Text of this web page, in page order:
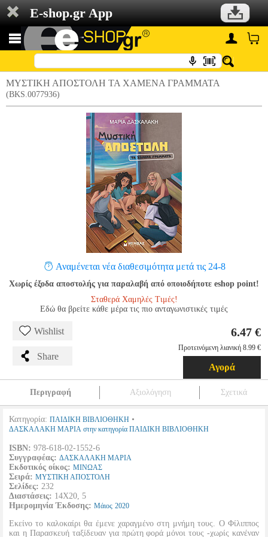
E-shop.gr App
ΜΥΣΤΙΚΗ ΑΠΟΣΤΟΛΗ ΤΑ ΧΑΜΕΝΑ ΓΡΑΜΜΑΤΑ
(BKS.0077936)
Αναμένεται νέα διαθεσιμότητα μετά τις 24-8
Χωρίς έξοδα αποστολής για παραλαβή από οποιοδήποτε eshop point!
Σταθερά Χαμηλές Τιμές!
Εδώ θα βρείτε κάθε μέρα τις πιο ανταγωνιστικές τιμές
Wishlist
Share
6.47 €
Προτεινόμενη λιανική 8.99 €
Αγορά
Περιγραφή Αξιολόγηση Σχετικά
Κατηγορία: ΠΑΙΔΙΚΗ ΒΙΒΛΙΟΘΗΚΗ •
ΔΑΣΚΑΛΑΚΗ ΜΑΡΙΑ στην κατηγορία ΠΑΙΔΙΚΗ ΒΙΒΛΙΟΘΗΚΗ
ISBN: 978-618-02-1552-6
Συγγραφέας: ΔΑΣΚΑΛΑΚΗ ΜΑΡΙΑ
Εκδοτικός οίκος: ΜΙΝΩΑΣ
Σειρά: ΜΥΣΤΙΚΗ ΑΠΟΣΤΟΛΗ
Σελίδες: 232
Διαστάσεις: 14Χ20, 5
Ημερομηνία Έκδοσης: Μάιος 2020
Εκείνο το καλοκαίρι θα έμενε χαραγμένο στη μνήμη τους. Ο Φίλιππος
και η Παρασκευή ταξίδευαν για πρώτη φορά μόνοι τους -χωρίς κανέναν